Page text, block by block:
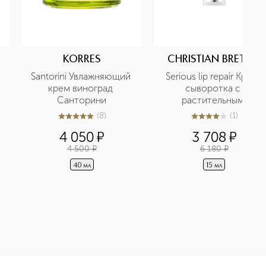
KORRES
Santorini Увлажняющий
крем виноград
Санторини
4.9из58 (8)
4 050¤
4 500 ¤
40 мл
CHRISTIAN BRETON
Serious lip repair Крем-
сыворотка с
растительным
комплексом для
губ
4из 51 (1)
3 708 ¤
6 180 ¤
15 мл